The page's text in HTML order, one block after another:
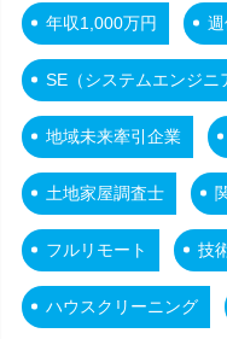
年収1,000万円
SE（システムエンジニ
地域未来牽引企業
土地家屋調査士
フルリモート 技
ハウスクリーニング